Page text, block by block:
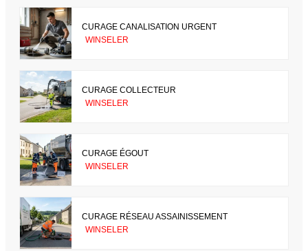
CURAGE CANALISATION URGENT
WINSELER
CURAGE COLLECTEUR
WINSELER
CURAGE ÉGOUT
WINSELER
CURAGE RÉSEAU ASSAINISSEMENT
WINSELER